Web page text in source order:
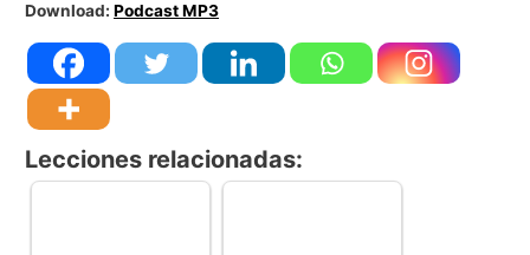
Download:Podcast MP3
Lecciones relacionadas: